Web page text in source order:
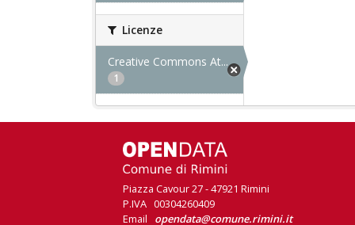
Licenze
Creative Commons At...
1
Piazza Cavour 27 - 47921 Rimini
P.IVA 00304260409
Email opendata@comune.rimini.it